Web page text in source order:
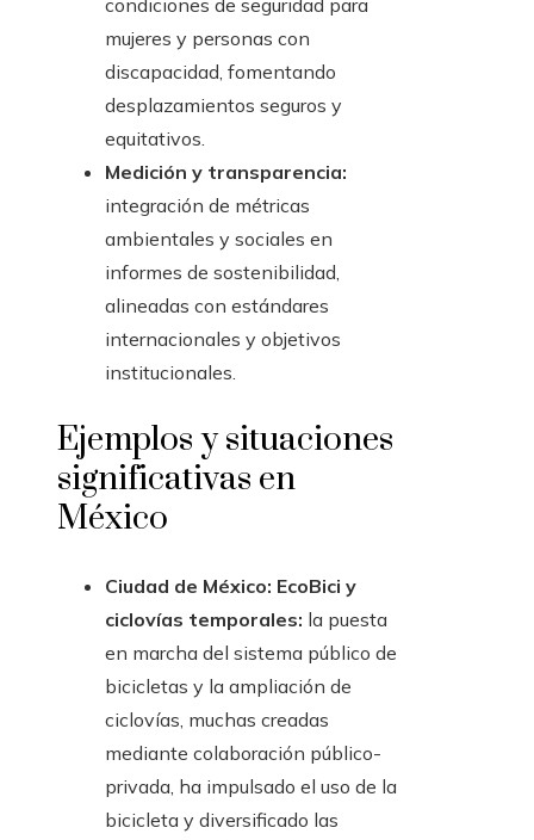
condiciones de seguridad para
mujeres y personas con
discapacidad, fomentando
desplazamientos seguros y
equitativos.
Medición y transparencia:
integración de métricas
ambientales y sociales en
informes de sostenibilidad,
alineadas con estándares
internacionales y objetivos
institucionales.
Ejemplos y situaciones
significativas en
México
Ciudad de México: EcoBici y
ciclovías temporales: la puesta
en marcha del sistema público de
bicicletas y la ampliación de
ciclovías, muchas creadas
mediante colaboración público-
privada, ha impulsado el uso de la
bicicleta y diversificado las